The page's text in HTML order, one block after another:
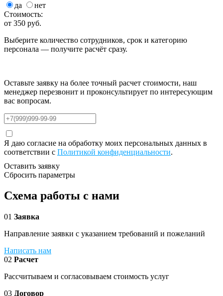
да
нет
Стоимость:
от 350 руб.
Выберите количество сотрудников, срок и категорию
персонала — получите расчёт сразу.
Оставьте заявку на более точный расчет стоимости, наш
менеджер перезвонит и проконсультирует по интересующим
вас вопросам.
Я даю согласие на обработку моих персональных данных в
соответствии с Политикой конфиденциальности.
Оставить заявку
Сбросить параметры
Схема работы с нами
01 Заявка
Направление заявки с указанием требований и пожеланий
Написать нам
02 Расчет
Рассчитываем и согласовываем стоимость услуг
03 Договор